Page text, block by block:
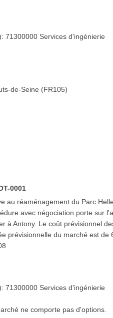
71300000 Services d'ingénierie
de-Seine (FR105)
0001
au réaménagement du Parc
avec négociation porte sur
à Antony. Le coût prévisionnel
prévisionnelle du marché est de
71300000 Services d'ingénierie
ne comporte pas d'options.